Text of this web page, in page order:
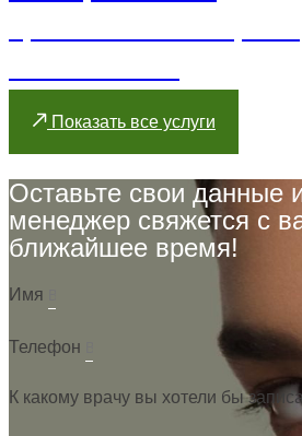
Показать все услуги
Оставьте свои данные
менеджер свяжется с
ближайшее время!
Имя
Телефон
К какому врачу вы хотели бы